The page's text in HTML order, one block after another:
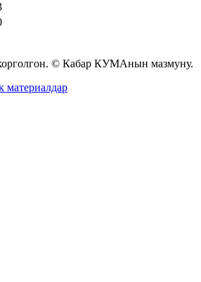
© Кабар КУМАнын мазмуну.
материалдар